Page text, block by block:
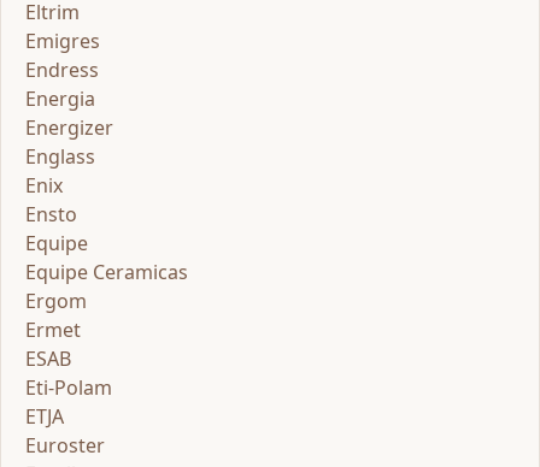
Eltrim
Emigres
Endress
Energia
Energizer
Englass
Enix
Ensto
Equipe
Equipe Ceramicas
Ergom
Ermet
ESAB
Eti-Polam
ETJA
Euroster